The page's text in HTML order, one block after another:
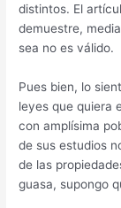
distintos. El
demuestre,
sea no es válido.
Pues bien, lo
leyes que quiera
con amplísima
de sus estudios
de las
guasa, supongo